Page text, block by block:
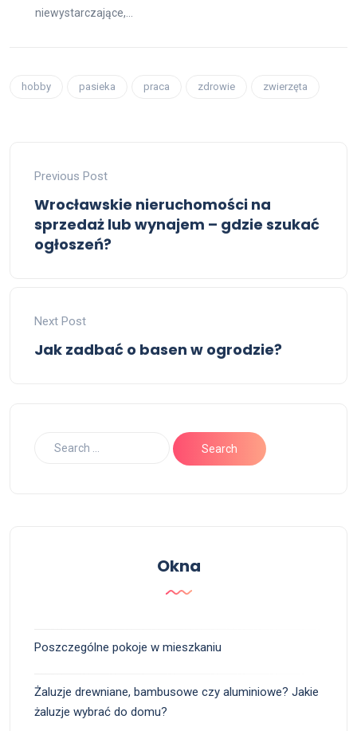
niewystarczające,...
hobby pasieka praca zdrowie zwierzęta
Previous Post
Wrocławskie nieruchomości na
sprzedaż lub wynajem – gdzie szukać
ogłoszeń?
Next Post
Jak zadbać o basen w ogrodzie?
Okna
Poszczególne pokoje w mieszkaniu
Żaluzje drewniane, bambusowe czy aluminiowe? Jakie
żaluzje wybrać do domu?